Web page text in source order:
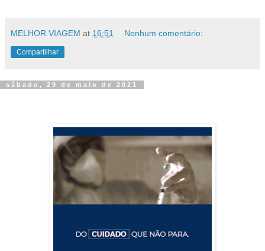
MELHOR VIAGEM at 16:51 Nenhum comentário:
Compartilhar
sábado, 29 de maio de 2021